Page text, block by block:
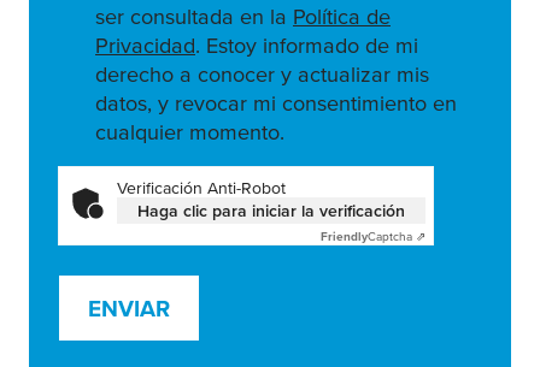
ser consultada en la Política de
Privacidad. Estoy informado de mi
derecho a conocer y actualizar mis
datos, y revocar mi consentimiento en
cualquier momento.
Verificación Anti-Robot
Haga clic para iniciar la verificación
FriendlyCaptcha ⇗
ENVIAR